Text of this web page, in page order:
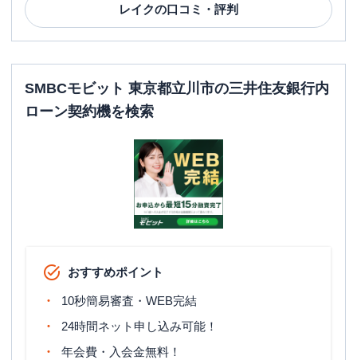
レイクの口コミ・評判
SMBCモビット 東京都立川市の三井住友銀行内
ローン契約機を検索
おすすめポイント
10秒簡易審査・WEB完結
24時間ネット申し込み可能！
年会費・入会金無料！